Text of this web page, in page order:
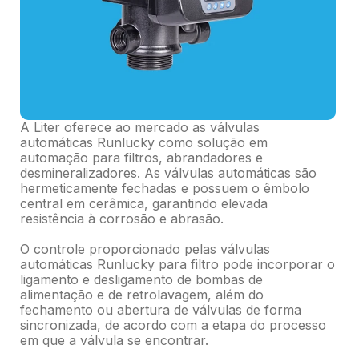
A Liter oferece ao mercado as válvulas
automáticas Runlucky como solução em
automação para filtros, abrandadores e
desmineralizadores. As válvulas automáticas são
hermeticamente fechadas e possuem o êmbolo
central em cerâmica, garantindo elevada
resistência à corrosão e abrasão.
O controle proporcionado pelas válvulas
automáticas Runlucky para filtro pode incorporar o
ligamento e desligamento de bombas de
alimentação e de retrolavagem, além do
fechamento ou abertura de válvulas de forma
sincronizada, de acordo com a etapa do processo
em que a válvula se encontrar.